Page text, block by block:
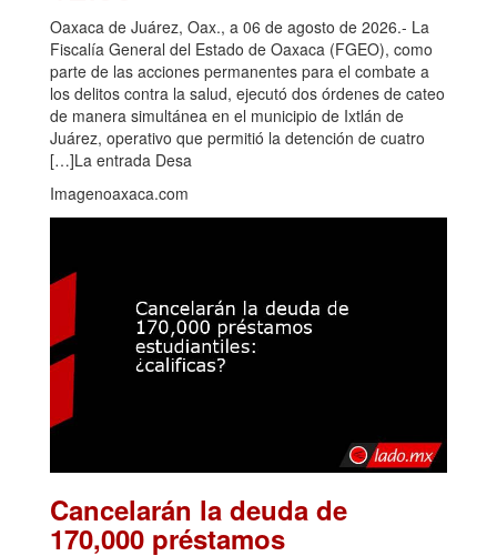
Oaxaca de Juárez, Oax., a 06 de agosto de 2026.- La
Fiscalía General del Estado de Oaxaca (FGEO), como
parte de las acciones permanentes para el combate a
los delitos contra la salud, ejecutó dos órdenes de cateo
de manera simultánea en el municipio de Ixtlán de
Juárez, operativo que permitió la detención de cuatro
[…]La entrada Desa
Imagenoaxaca.com
Cancelarán la deuda de
170,000 préstamos